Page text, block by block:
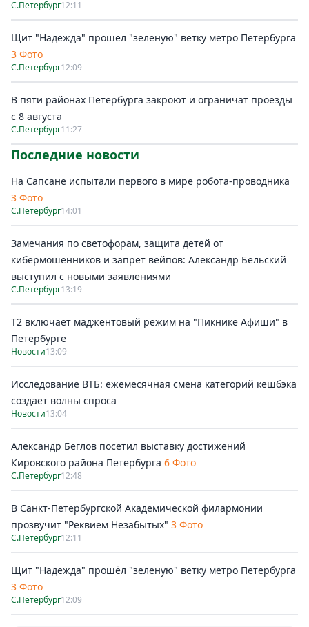
С.Петербург12:11
Щит "Надежда" прошёл "зеленую" ветку метро Петербурга
3 Фото
С.Петербург12:09
В пяти районах Петербурга закроют и ограничат проезды
с 8 августа
С.Петербург11:27
Последние новости
На Сапсане испытали первого в мире робота-проводника
3 Фото
С.Петербург14:01
Замечания по светофорам, защита детей от
кибермошенников и запрет вейпов: Александр Бельский
выступил с новыми заявлениями
С.Петербург13:19
Т2 включает маджентовый режим на "Пикнике Афиши" в
Петербурге
Новости13:09
Исследование ВТБ: ежемесячная смена категорий кешбэка
создает волны спроса
Новости13:04
Александр Беглов посетил выставку достижений
Кировского района Петербурга 6 Фото
С.Петербург12:48
В Санкт-Петербургской Академической филармонии
прозвучит "Реквием Незабытых" 3 Фото
С.Петербург12:11
Щит "Надежда" прошёл "зеленую" ветку метро Петербурга
3 Фото
С.Петербург12:09